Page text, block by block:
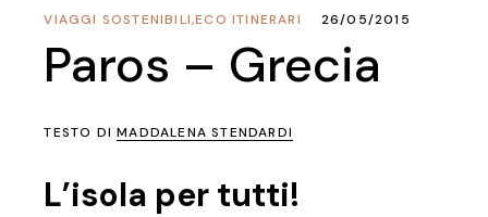
ECO ITINERARI
,
VIAGGI SOSTENIBILI 26/05/2015
Paros – Grecia
TESTO DIMADDALENA STENDARDI
L’isola per tutti!